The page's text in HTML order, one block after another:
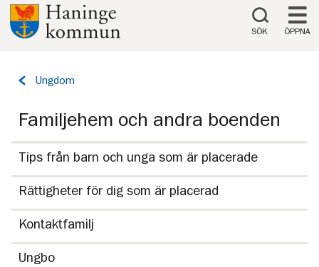
Till innehåll på sidan
SÖK ÖPPNA
Tillbaka
Ungdom
Familjehem och andra boenden
Tips från barn och unga som är placerade
Rättigheter för dig som är placerad
Kontaktfamilj
Ungbo